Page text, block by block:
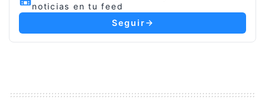
noticias en tu feed
Seguir